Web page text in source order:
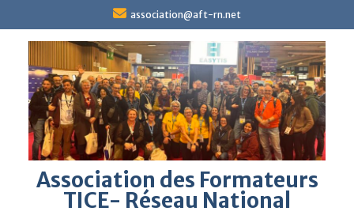
content
association@aft-rn.net
Association des Formateurs
TICE- Réseau National